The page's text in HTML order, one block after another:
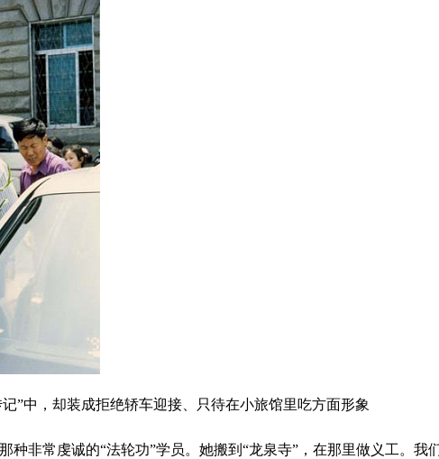
”中，却装成拒绝轿车迎接、只待在小旅馆里吃方面形象
非常虔诚的“法轮功”学员。她搬到“龙泉寺”，在那里做义工。我